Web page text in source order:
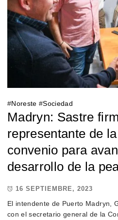
#Noreste #Sociedad
Madryn: Sastre
representante de
convenio para
desarrollo de la
16 SEPTIEMBRE, 2023
El intendente de Puerto Madryn,
con el secretario general de la